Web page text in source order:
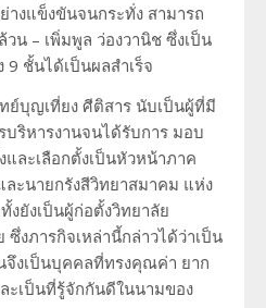
งแข็งขันจนกระทั่ง สามารถ
วน – เพิ่มพูล ว่องวานิช ซึ่งเป็น
ชั้นได้เป็นผลสำเร็จ
ย์บุญเที่ยง ศีติสาร นับเป็นผู้ที่มี
ริหารงานจนได้รับการ มอบ
ละเลือกตั้งเป็นหัวหน้าภาค
ละนายกรังสีวิทยาสมาคม แห่ง
งยังเป็นผู้ก่อตั้งวิทยาลัย
งภารกิจเหล่านี้กล่าวได้ว่าเป็น
จึงเป็นบุคคลที่ทรงคุณค่า ยาก
เป็นที่รู้จักกันดีในนามของ